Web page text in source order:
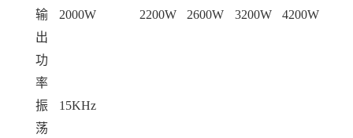
输
出
功
率
2000W 2200W 2600W 3200W 4200W
振
荡
15KHz